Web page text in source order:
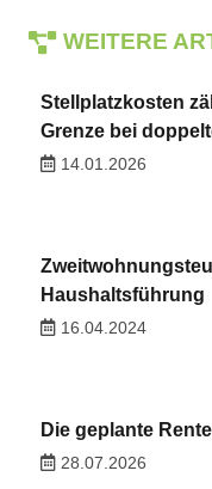
WEITERE
Stellplatzkosten
Grenze bei
14.01.2026
Haushaltsführung
16.04.2024
Die geplante
28.07.2026